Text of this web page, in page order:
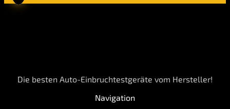
Die besten Auto-Einbruchtestgeräte vom Hersteller!
Navigation